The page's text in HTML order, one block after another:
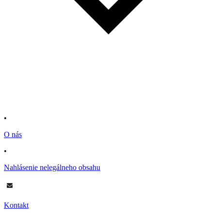
•
O nás
•
Nahlásenie nelegálneho obsahu
Kontakt